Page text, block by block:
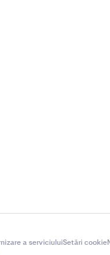
a serviciuluiSetări cookie